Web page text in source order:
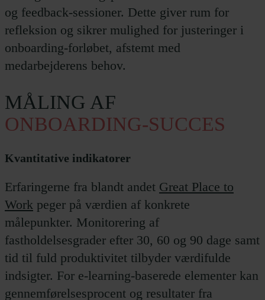
og feedback-sessioner. Dette giver rum for
refleksion og sikrer mulighed for justeringer i
onboarding-forløbet, afstemt med
medarbejderens behov.
MÅLING AF
ONBOARDING-SUCCES
Kvantitative indikatorer
Erfaringerne fra blandt andet Great Place to
Work peger på værdien af konkrete
målepunkter. Monitorering af
fastholdelsesgrader efter 30, 60 og 90 dage samt
tid til fuld produktivitet tilbyder værdifulde
indsigter. For e-learning-baserede elementer kan
gennemførelsesprocent og resultater fra